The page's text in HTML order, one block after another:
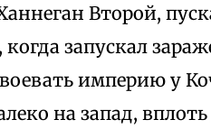
Второй,
когда запускал
империю у
на запад,